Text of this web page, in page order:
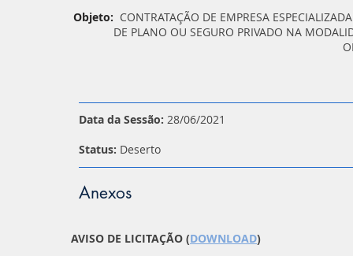
Objeto: CONTRATAÇÃO DE EMPRESA
DE PLANO OU SEGURO PRIVADO NA
Data da Sessão: 28/06/2021
Status: Deserto
Anexos
AVISO DE LICITAÇÃO (DOWNLOAD)